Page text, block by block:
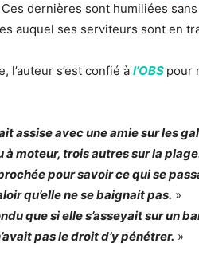
Ces dernières sont humiliées
auquel ses serviteurs sont en
l’auteur s’est confié à l’OBS pour
assise avec une amie sur les
moteur, trois autres sur la plage.
pour savoir ce qui se
qu’elle ne se baignait pas. »
que si elle s’asseyait sur un
pas le droit d’y pénétrer. »